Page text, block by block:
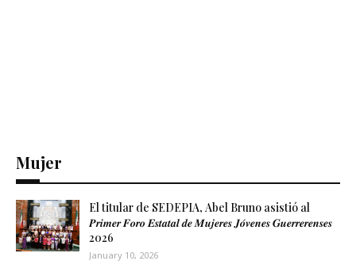
Mujer
El titular de SEDEPIA, Abel Bruno asistió al
𝑷𝒓𝒊𝒎𝒆𝒓 𝑭𝒐𝒓𝒐 𝑬𝒔𝒕𝒂𝒕𝒂𝒍 𝒅𝒆 𝑴𝒖𝒋𝒆𝒓𝒆𝒔 𝑱𝒐́𝒗𝒆𝒏𝒆𝒔 𝑮𝒖𝒆𝒓𝒓𝒆𝒓𝒆𝒏𝒔𝒆𝒔
2026
January 10, 2026